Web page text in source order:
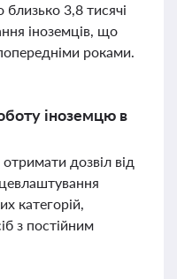
3,8 тисячі
іноземців, що
роками.
іноземцю в
дозвіл від
категорій,
з постійним